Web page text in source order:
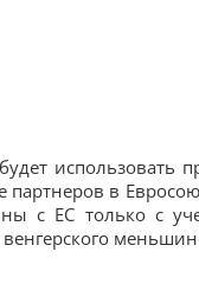
использовать
партнеров в
с ЕС только с